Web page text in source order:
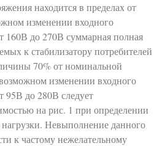
находится в пределах от
изменении входного
160В до 270В суммарная полная
к стабилизатору потребителей
70% от номинальной
изменении входного
95В до 280В следует
на рис. 1 при определении
Невыполнение данного
к частому нежелательному